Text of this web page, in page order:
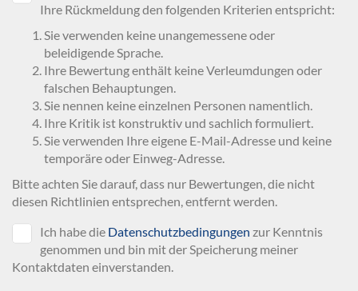
Ihre Rückmeldung den folgenden Kriterien entspricht:
Sie verwenden keine unangemessene oder
beleidigende Sprache.
Ihre Bewertung enthält keine Verleumdungen oder
falschen Behauptungen.
Sie nennen keine einzelnen Personen namentlich.
Ihre Kritik ist konstruktiv und sachlich formuliert.
Sie verwenden Ihre eigene E-Mail-Adresse und keine
temporäre oder Einweg-Adresse.
Bitte achten Sie darauf, dass nur Bewertungen, die nicht
diesen Richtlinien entsprechen, entfernt werden.
Ich habe die Datenschutzbedingungen zur Kenntnis
genommen und bin mit der Speicherung meiner
Kontaktdaten einverstanden.